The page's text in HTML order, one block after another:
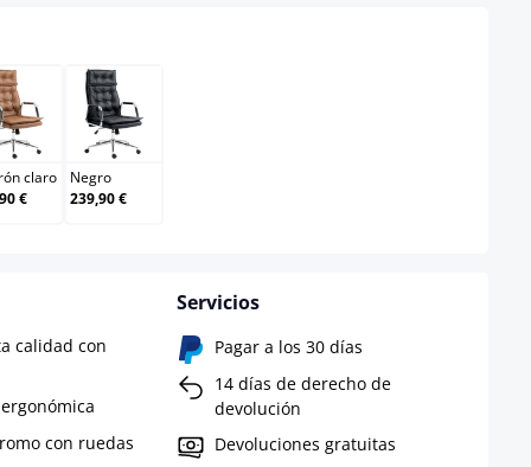
Marrón claro
claro
€
Negro
Negro
239,90 €
calidad con
con ruedas
Servicios
Pagar a los 30 días
14 días de derecho de
devolución
Devoluciones gratuitas